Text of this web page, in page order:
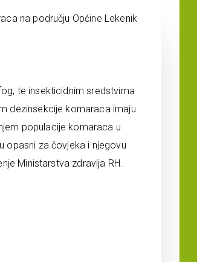
na području Općine Lekenik
te insekticidnim sredstvima
dezinsekcije komaraca imaju
populacije komaraca u
opasni za čovjeka i njegovu
Ministarstva zdravlja RH.